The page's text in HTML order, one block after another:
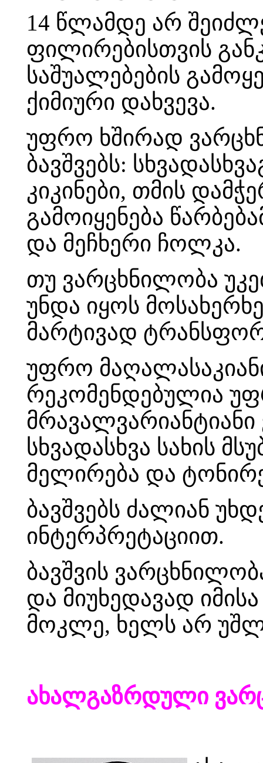
14 წლამდე არ
ფილირებისთვის
საშუალებების
ქიმიური დახვევა.
უფრო ხშირად
ბავშვებს:
კიკინები, თმის
გამოიყენება
და მეჩხერი ჩოლკა.
თუ ვარცხნილობა
უნდა იყოს
მარტივად
უფრო
რეკომენდებულია
სხვადასხვა სახის
მელირება და
ბავშვებს ძალიან
ინტერპრეტაციით.
ბავშვის
და მიუხედავად
მოკლე, ხელს არ
ახალგაზრდული